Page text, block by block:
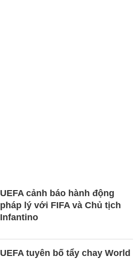
UEFA cảnh báo hành động
pháp lý với FIFA và Chủ tịch
Infantino
UEFA tuyên bố tẩy chay World